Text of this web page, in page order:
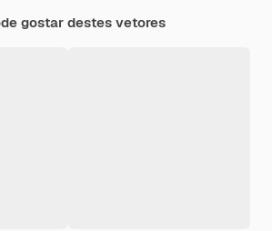
gostar destes vetores